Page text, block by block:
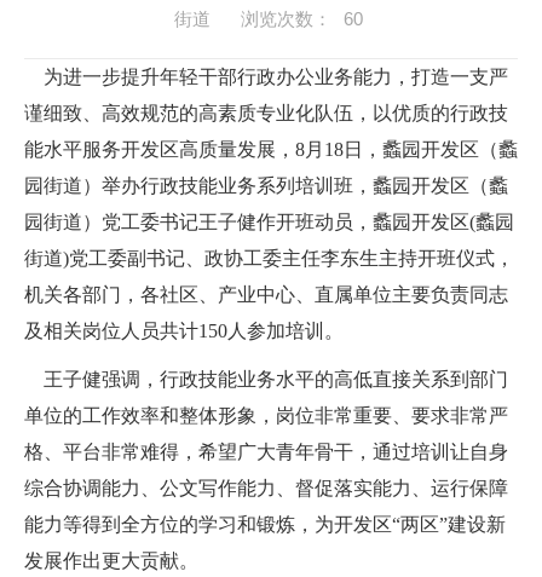
街道
浏览次数： 60
为进一步提升年轻干部行政办公业务能力，打造一支严
谨细致、高效规范的高素质专业化队伍，以优质的行政技
能水平服务开发区高质量发展， 8月 18日，蠡园开发区（蠡
园街道）举办行政技能业务系列培训班，蠡园开发区（蠡
园街道）党工委书记王子健作开班动员，蠡园开发区(蠡园
街道)党工委副书记、政协工委主任李东生主持开班仪式，
机关各部门，各社区、产业中心、直属单位主要负责同志
及相关岗位人员共计1 50 人参加培训。
王子健强调，行政技能业务水平的高低直接关系到部门
单位的工作效率和整体形象，岗位非常重要、要求非常严
格、平台非常难得，希望广大青年骨干，通过培训让自身
综合协调能力、公文写作能力、督促落实能力、运行保障
能力等得到全方位的学习和锻炼，为开发区“两区”建设新
发展作出更大贡献。